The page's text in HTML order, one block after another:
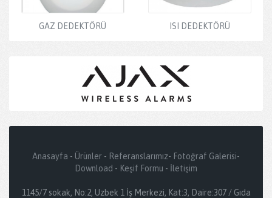
GAZ DEDEKTÖRÜ ISI DEDEKTÖRÜ
Anasayfa - Ürünler - Referanslarımız- Fotoğraf Galerisi-
Download - Keşif Formu - İletişim
1145/7 sokak, No:2, Uzbek 1 İş Merkezi, Kat:3, Daire:307 / Gıda